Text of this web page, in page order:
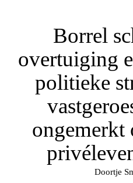
Borrel
overtuiging
politieke
ongemerkt
Doortje